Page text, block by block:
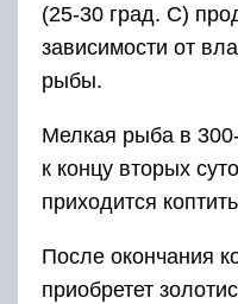
(25-30 град. С)
зависимости от
рыбы.
Мелкая рыба в
к концу вторых
приходится
После окончания
приобретет